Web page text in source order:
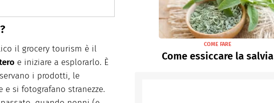
il grocery tourism è il
e iniziare a esplorarlo. È
i prodotti, le
si fotografano stranezze.
COME FARE
Come essiccare la salvia